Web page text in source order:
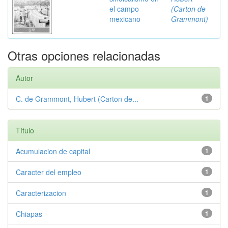
el campo
mexicano
(Carton de
Grammont)
Otras opciones relacionadas
Autor
1
C. de Grammont, Hubert (Carton de...
Título
1
Acumulacion de capital
1
Caracter del empleo
1
Caracterizacion
1
Chiapas